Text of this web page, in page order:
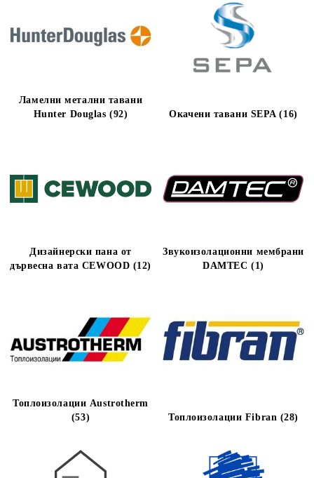
Ламелни метални тавани
Hunter Douglas (92)
Окачени тавани SEPA (16)
Дизайнерски пана от
дървесна вата CEWOOD (12)
Звукоизолационни мембрани
DAMTEC (1)
Топлоизолации Austrotherm
(53)
Топлоизолации Fibran (28)